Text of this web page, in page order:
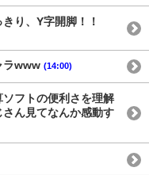
り、Y字開脚！！
ラwww (14:00)
ソフトの便利さを理解
ん見てなんか感動す